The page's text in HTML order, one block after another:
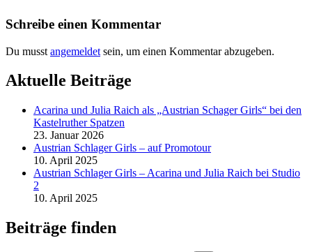
Schreibe einen Kommentar
Du musst angemeldet sein, um einen Kommentar abzugeben.
Aktuelle Beiträge
Acarina und Julia Raich als „Austrian Schager Girls“ bei den
Kastelruther Spatzen
23. Januar 2026
Austrian Schlager Girls – auf Promotour
10. April 2025
Austrian Schlager Girls – Acarina und Julia Raich bei Studio
2
10. April 2025
Beiträge finden